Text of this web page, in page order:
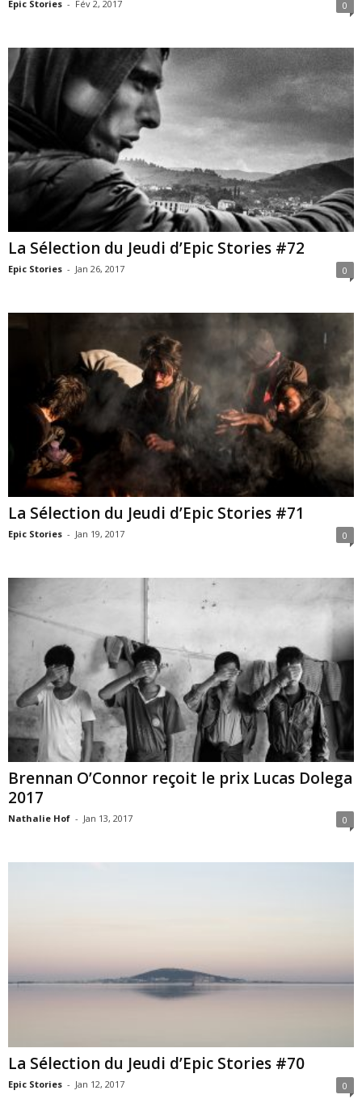
Epic Stories - Fév 2, 2017 0
La Sélection du Jeudi d’Epic Stories #72
Epic Stories - Jan 26, 2017 0
La Sélection du Jeudi d’Epic Stories #71
Epic Stories - Jan 19, 2017 0
Brennan O’Connor reçoit le prix Lucas Dolega
2017
Nathalie Hof - Jan 13, 2017 0
La Sélection du Jeudi d’Epic Stories #70
Epic Stories - Jan 12, 2017 0